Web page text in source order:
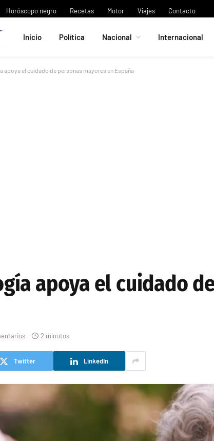
Horóscopo negro Recetas Motor Viajes Contacto
Inicio Política Nacional Internacional
apoya el cuidado de personas mayores en España
apoya el cuidado
2 minutos
Twitter LinkedIn